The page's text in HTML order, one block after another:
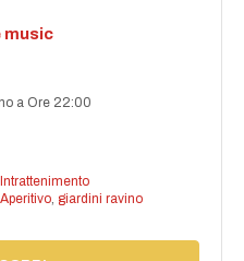
music
a Ore 22:00
Intrattenimento
Aperitivo, giardini ravino